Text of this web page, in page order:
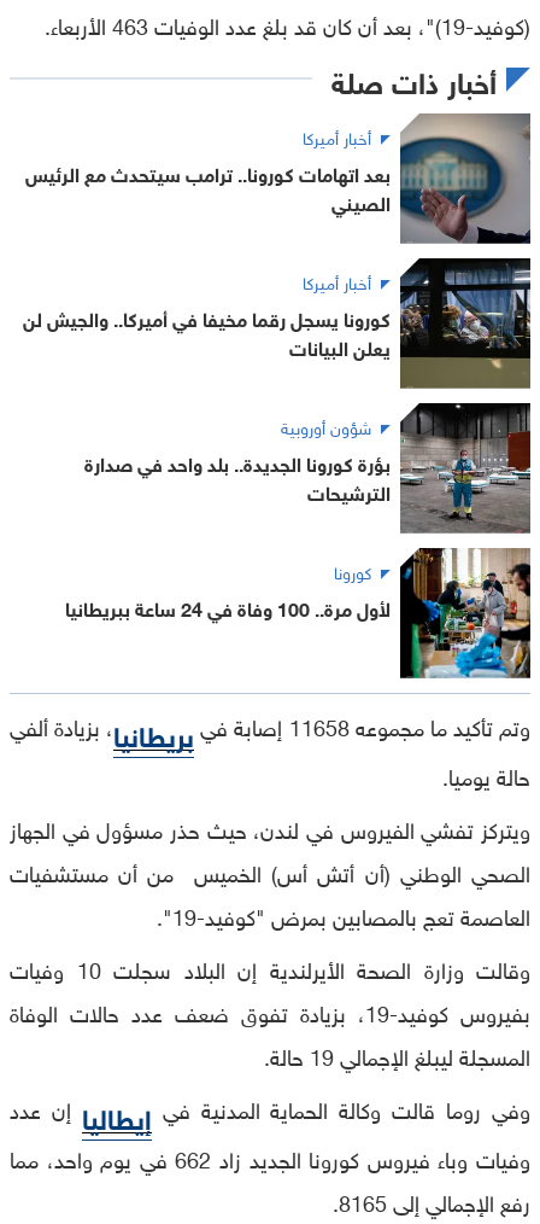
(كوفيد-19)"، بعد أن كان قد بلغ عدد الوفيات 463 الأربعاء.
أخبار ذات صلة
أخبار أميركا
بعد اتهامات كورونا.. ترامب سيتحدث مع الرئيس
الصيني
أخبار أميركا
كورونا يسجل رقما مخيفا في أميركا.. والجيش لن
يعلن البيانات
شؤون أوروبية
بؤرة كورونا الجديدة.. بلد واحد في صدارة
الترشيحات
كورونا
لأول مرة.. 100 وفاة في 24 ساعة ببريطانيا
وتم تأكيد ما مجموعه 11658 إصابة في بريطانيا، بزيادة ألفي
حالة يوميا.
ويتركز تفشي الفيروس في لندن، حيث حذر مسؤول في الجهاز
الصحي الوطني (أن أتش أس) الخميس من أن مستشفيات
العاصمة تعج بالمصابين بمرض "كوفيد-19".
وقالت وزارة الصحة الأيرلندية إن البلاد سجلت 10 وفيات
بفيروس كوفيد-19، بزيادة تفوق ضعف عدد حالات الوفاة
المسجلة ليبلغ الإجمالي 19 حالة.
وفي روما قالت وكالة الحماية المدنية في إيطاليا إن عدد
وفيات وباء فيروس كورونا الجديد زاد 662 في يوم واحد، مما
رفع الإجمالي إلى 8165.